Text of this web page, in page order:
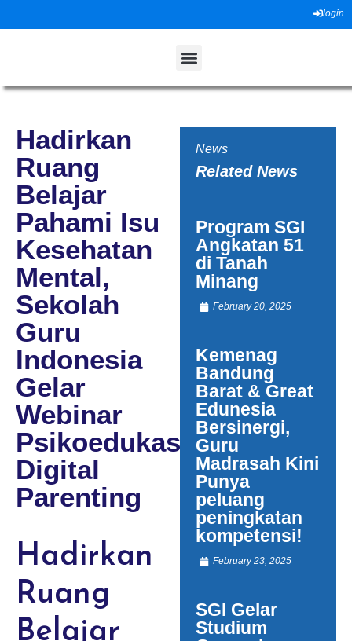
login
Hadirkan
Ruang
Belajar
Pahami Isu
Kesehatan
Mental,
Sekolah
Guru
Indonesia
Gelar
Webinar
Psikoedukasi
Digital
Parenting
Hadirkan
Ruang
Belajar
News
Related News
Program SGI
Angkatan 51
di Tanah
Minang
February 20, 2025
Kemenag
Bandung
Barat & Great
Edunesia
Bersinergi,
Guru
Madrasah Kini
Punya
peluang
peningkatan
kompetensi!
February 23, 2025
SGI Gelar
Studium